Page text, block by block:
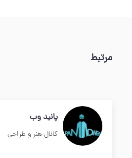
مرتبط
پانید وب
کانال هنر و طراحی